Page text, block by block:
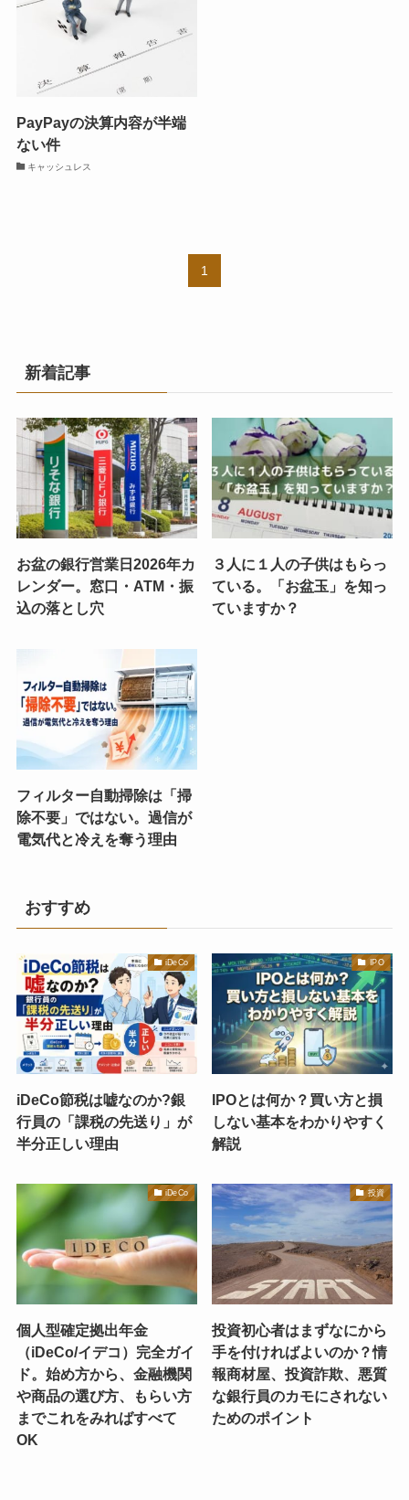
PayPayの決算内容が半端
ない件
キャッシュレス
1
新着記事
お盆の銀行営業日2026年カ
レンダー。窓口・ATM・振
込の落とし穴
３人に１人の子供はもらっ
ている。「お盆玉」を知っ
ていますか？
フィルター自動掃除は「掃
除不要」ではない。過信が
電気代と冷えを奪う理由
おすすめ
iDeCo
iDeCo節税は嘘なのか?銀
行員の「課税の先送り」が
半分正しい理由
IPO
IPOとは何か？買い方と損
しない基本をわかりやすく
解説
iDeCo
個人型確定拠出年金
（iDeCo/イデコ）完全ガイ
ド。始め方から、金融機関
や商品の選び方、もらい方
までこれをみればすべて
OK
投資
投資初心者はまずなにから
手を付ければよいのか？情
報商材屋、投資詐欺、悪質
な銀行員のカモにされない
ためのポイント